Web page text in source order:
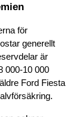
för
generellt
är
000-10 000
Ford Fiesta